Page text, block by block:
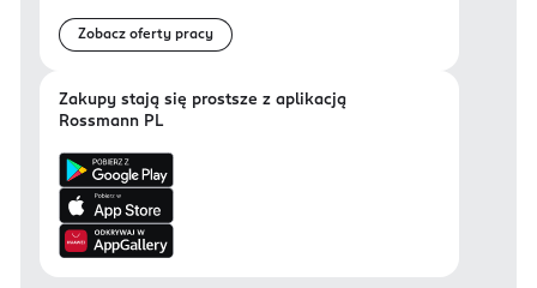
Zobacz oferty pracy
Zakupy stają się prostsze z aplikacją
Rossmann PL